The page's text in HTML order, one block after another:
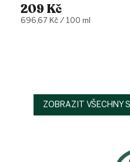
209 Kč
Měrná
696,67 Kč / 100 ml
ZOBRAZIT VŠECHNY